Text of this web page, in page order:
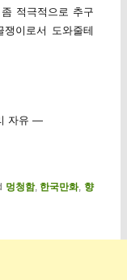
적극적으로 추구
이로서 도와줄테
자유 —
멍청함, 한국만화, 향